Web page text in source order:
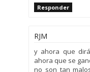
Responder
RJM
y ahora que
ahora que se
no son tan